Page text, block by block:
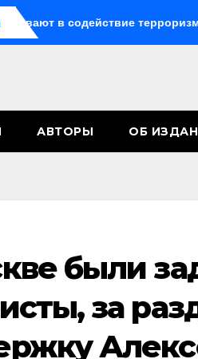
в содействие терроризму
АВТОРЫ ОБ
были
за